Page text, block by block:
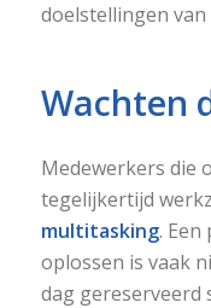
doelstellingen
Wachten
Medewerkers die
tegelijkertijd
multitasking.
oplossen is vaak
dag gereserveerd